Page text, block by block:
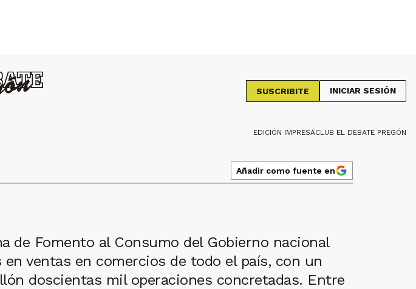
SUSCRIBITE INICIAR SESIÓN
EDICIÓN IMPRESACLUB EL DEBATE PREGÓN
Añadir como fuente en
de Fomento al Consumo del Gobierno nacional
ventas en comercios de todo el país, con un
doscientas mil operaciones concretadas. Entre